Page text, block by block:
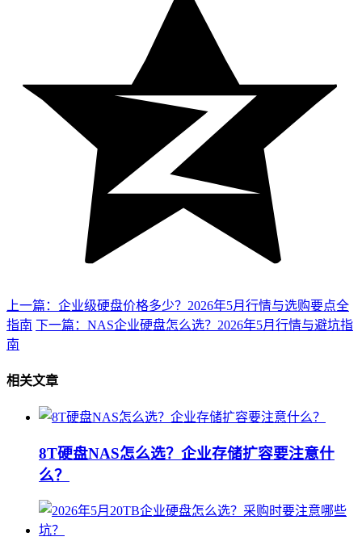
上一篇：企业级硬盘价格多少？2026年5月行情与选购要点全
指南 下一篇：NAS企业硬盘怎么选？2026年5月行情与避坑指
南
相关文章
8T硬盘NAS怎么选？企业存储扩容要注意什
么？